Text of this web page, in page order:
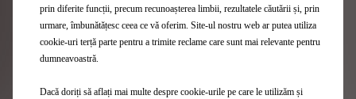
Gama DS
Hatchback-uri
prin diferite funcții, precum recunoașterea limbii, rezultatele căutării și, prin
urmare, îmbunătățesc ceea ce vă oferim. Site-ul nostru web ar putea utiliza
cookie-uri terță parte pentru a trimite reclame care sunt mai relevante pentru
dumneavoastră.
Dacă doriți să aflați mai multe despre cookie-urile pe care le utilizăm și